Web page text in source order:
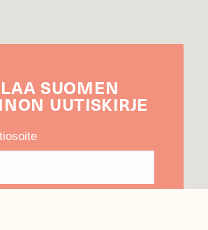
SUOMEN
UUTIS­KIRJE